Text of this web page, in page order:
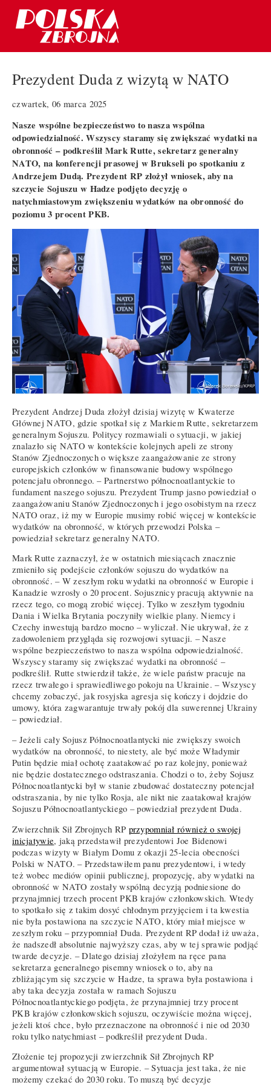
Prezydent Duda z wizytą w NATO
czwartek, 06 marca 2025
Nasze wspólne bezpieczeństwo to nasza wspólna
odpowiedzialność. Wszyscy staramy się zwiększać wydatki na
obronność – podkreślił Mark Rutte, sekretarz generalny
NATO, na konferencji prasowej w Brukseli po spotkaniu z
Andrzejem Dudą. Prezydent RP złożył wniosek, aby na
szczycie Sojuszu w Hadze podjęto decyzję o
natychmiastowym zwiększeniu wydatków na obronność do
poziomu 3 procent PKB.
Prezydent Andrzej Duda złożył dzisiaj wizytę w Kwaterze
Głównej NATO, gdzie spotkał się z Markiem Rutte, sekretarzem
generalnym Sojuszu. Politycy rozmawiali o sytuacji, w jakiej
znalazło się NATO w kontekście kolejnych apeli ze strony
Stanów Zjednoczonych o większe zaangażowanie ze strony
europejskich członków w finansowanie budowy wspólnego
potencjału obronnego. – Partnerstwo północnoatlantyckie to
fundament naszego sojuszu. Prezydent Trump jasno powiedział o
zaangażowaniu Stanów Zjednoczonych i jego osobistym na rzecz
NATO oraz, iż my w Europie musimy robić więcej w kontekście
wydatków na obronność, w których przewodzi Polska –
powiedział sekretarz generalny NATO.
Mark Rutte zaznaczył, że w ostatnich miesiącach znacznie
zmieniło się podejście członków sojuszu do wydatków na
obronność. – W zeszłym roku wydatki na obronność w Europie i
Kanadzie wzrosły o 20 procent. Sojusznicy pracują aktywnie na
rzecz tego, co mogą zrobić więcej. Tylko w zeszłym tygodniu
Dania i Wielka Brytania poczyniły wielkie plany. Niemcy i
Czechy inwestują bardzo mocno – wyliczał. Nie ukrywał, że z
zadowoleniem przygląda się rozwojowi sytuacji. – Nasze
wspólne bezpieczeństwo to nasza wspólna odpowiedzialność.
Wszyscy staramy się zwiększać wydatki na obronność –
podkreślił. Rutte stwierdził także, że wiele państw pracuje na
rzecz trwałego i sprawiedliwego pokoju na Ukrainie. – Wszyscy
chcemy zobaczyć, jak rosyjska agresja się kończy i dojdzie do
umowy, która zagwarantuje trwały pokój dla suwerennej Ukrainy
– powiedział.
– Jeżeli cały Sojusz Północnoatlantycki nie zwiększy swoich
wydatków na obronność, to niestety, ale być może Władymir
Putin będzie miał ochotę zaatakować po raz kolejny, ponieważ
nie będzie dostatecznego odstraszania. Chodzi o to, żeby Sojusz
Północnoatlantycki był w stanie zbudować dostateczny potencjał
odstraszania, by nie tylko Rosja, ale nikt nie zaatakował krajów
Sojuszu Północnoatlantyckiego – powiedział prezydent Duda.
Zwierzchnik Sił Zbrojnych RP przypomniał również o swojej
inicjatywie, jaką przedstawił prezydentowi Joe Bidenowi
podczas wizyty w Białym Domu z okazji 25-lecia obecności
Polski w NATO. – Przedstawiłem panu prezydentowi, i wtedy
też wobec mediów opinii publicznej, propozycję, aby wydatki na
obronność w NATO zostały wspólną decyzją podniesione do
przynajmniej trzech procent PKB krajów członkowskich. Wtedy
to spotkało się z takim dosyć chłodnym przyjęciem i ta kwestia
nie była postawiona na szczycie NATO, który miał miejsce w
zeszłym roku – przypomniał Duda. Prezydent RP dodał iż uważa,
że nadszedł absolutnie najwyższy czas, aby w tej sprawie podjąć
twarde decyzje. – Dlatego dzisiaj złożyłem na ręce pana
sekretarza generalnego pisemny wniosek o to, aby na
zbliżającym się szczycie w Hadze, ta sprawa była postawiona i
aby taka decyzja została w ramach Sojuszu
Północnoatlantyckiego podjęta, że przynajmniej trzy procent
PKB krajów członkowskich sojuszu, oczywiście można więcej,
jeżeli ktoś chce, było przeznaczone na obronność i nie od 2030
roku tylko natychmiast – podkreślił prezydent Duda.
Złożenie tej propozycji zwierzchnik Sił Zbrojnych RP
argumentował sytuacją w Europie. – Sytuacja jest taka, że nie
możemy czekać do 2030 roku. To muszą być decyzje